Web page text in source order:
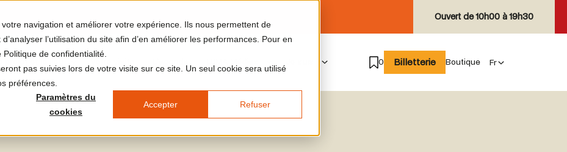
navigation et améliorer votre expérience. Ils nous permettent de
l’utilisation du site afin d’en améliorer les performances. Pour en
de confidentialité.
pas suivies lors de votre visite sur ce site. Un seul cookie sera utilisé
préférences.
Paramètres du
cookies
Accepter Refuser
Ouvert de10h00 à 19h30
0 Billetterie Boutique